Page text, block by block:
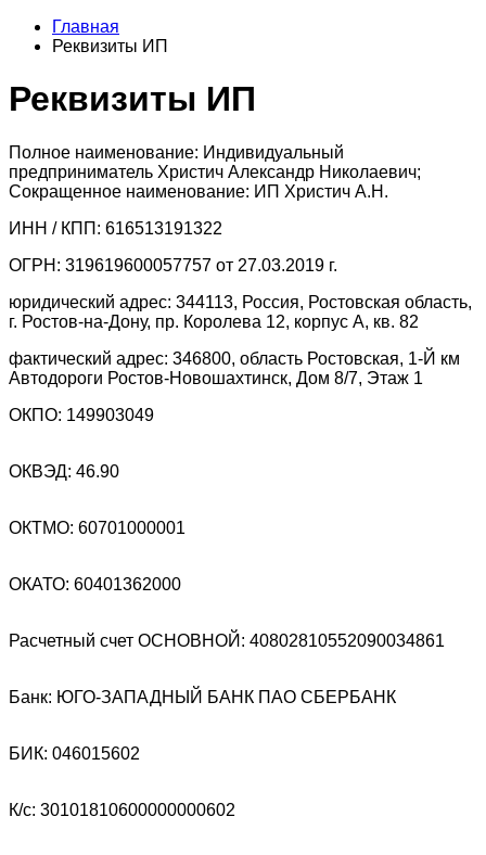
Главная
Реквизиты ИП
Реквизиты ИП
Полное наименование: Индивидуальный
предприниматель Христич Александр Николаевич;
Сокращенное наименование: ИП Христич А.Н.
ИНН / КПП: 616513191322
ОГРН: 319619600057757 от 27.03.2019 г.
юридический адрес: 344113, Россия, Ростовская область,
г. Ростов-на-Дону, пр. Королева 12, корпус А, кв. 82
фактический адрес: 346800, область Ростовская, 1-Й км
Автодороги Ростов-Новошахтинск, Дом 8/7, Этаж 1
ОКПО: 149903049
ОКВЭД: 46.90
ОКТМО: 60701000001
ОКАТО: 60401362000
Расчетный счет ОСНОВНОЙ: 40802810552090034861
Банк: ЮГО-ЗАПАДНЫЙ БАНК ПАО СБЕРБАНК
БИК: 046015602
К/с: 30101810600000000602